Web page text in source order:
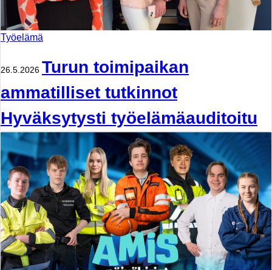
Työelämä
26.5.2026 Turun toimipaikan
ammatilliset tutkinnot
Hyväksytysti työelämäauditoitu